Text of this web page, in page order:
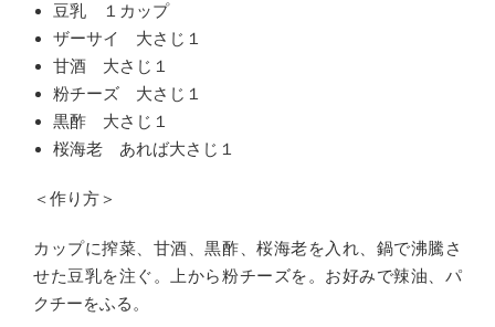
豆乳 １カップ
ザーサイ 大さじ１
甘酒 大さじ１
粉チーズ 大さじ１
黒酢 大さじ１
桜海老 あれば大さじ１
＜作り方＞
カップに搾菜、甘酒、黒酢、桜海老を入れ、鍋で沸騰さ
せた豆乳を注ぐ。上から粉チーズを。お好みで辣油、パ
クチーをふる。